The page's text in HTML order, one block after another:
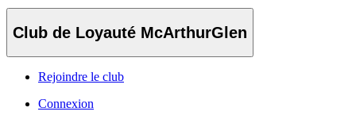
Club de Loyauté McArthurGlen
Rejoindre le club
Connexion